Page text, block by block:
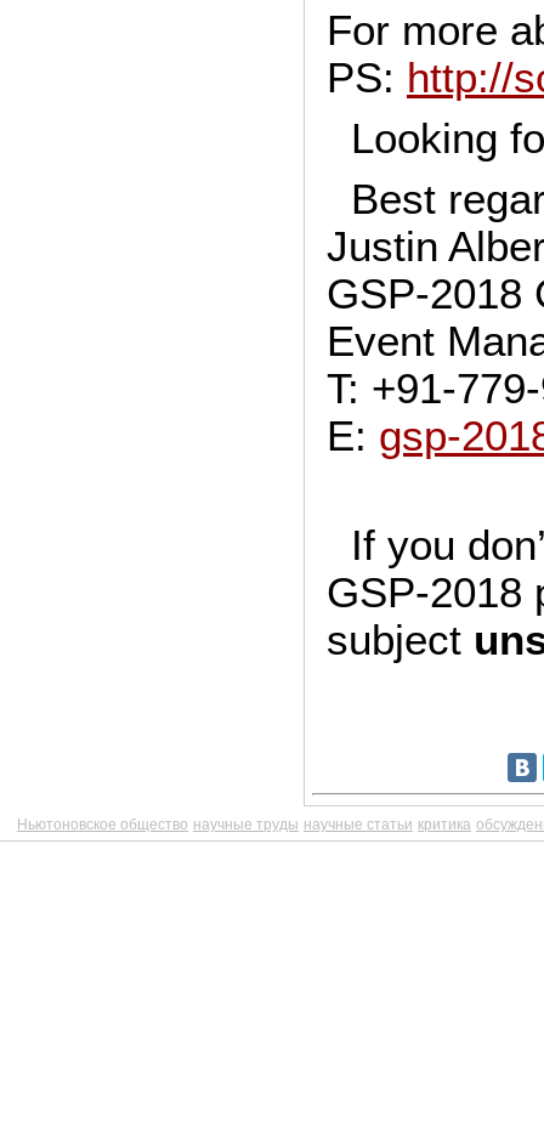
For more
PS: http://
Looking
Best
Justin
GSP-2018
Event
T: +91-
E: gsp-
If you
GSP-2018
subject
Ньютоновское общество научные труды научные статьи критика